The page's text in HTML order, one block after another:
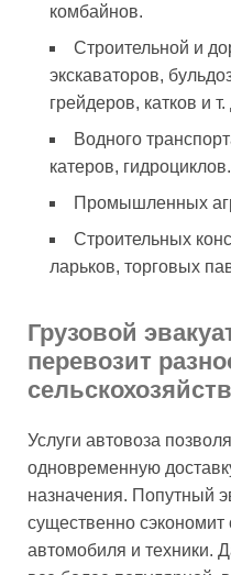
комбайнов.
Строительной и
экскаваторов,
грейдеров, катков и т.
Водного
катеров, гидроциклов.
Промышленных
Строительных
ларьков, торговых
Грузовой
перевозит
Услуги автовоза
одновременную
назначения. Попутный
существенно сэкономит
автомобиля и техники.